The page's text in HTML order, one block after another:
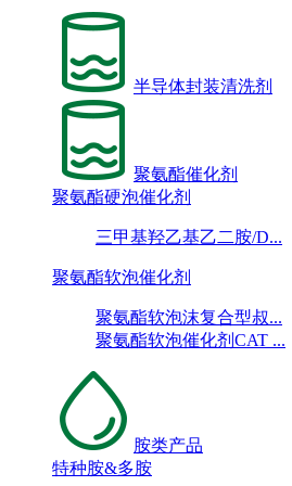
半导体封装清洗剂
聚氨酯催化剂
聚氨酯硬泡催化剂
三甲基羟乙基乙二胺/D...
聚氨酯软泡催化剂
聚氨酯软泡沫复合型叔...
聚氨酯软泡催化剂CAT ...
胺类产品
特种胺&多胺